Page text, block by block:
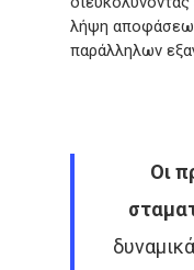
λήψη
παράλληλων
Οι